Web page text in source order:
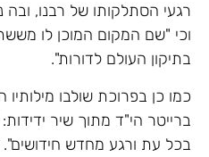
רגעי הסתלקותו של רבנו,
וכי "שם המקום המוכן לו
בתיקון העולם לדורות".
כמו כן בפרוכת שולבו
ברייטר הי"ד מתוך שיר
בכל עת ורגע מחדש